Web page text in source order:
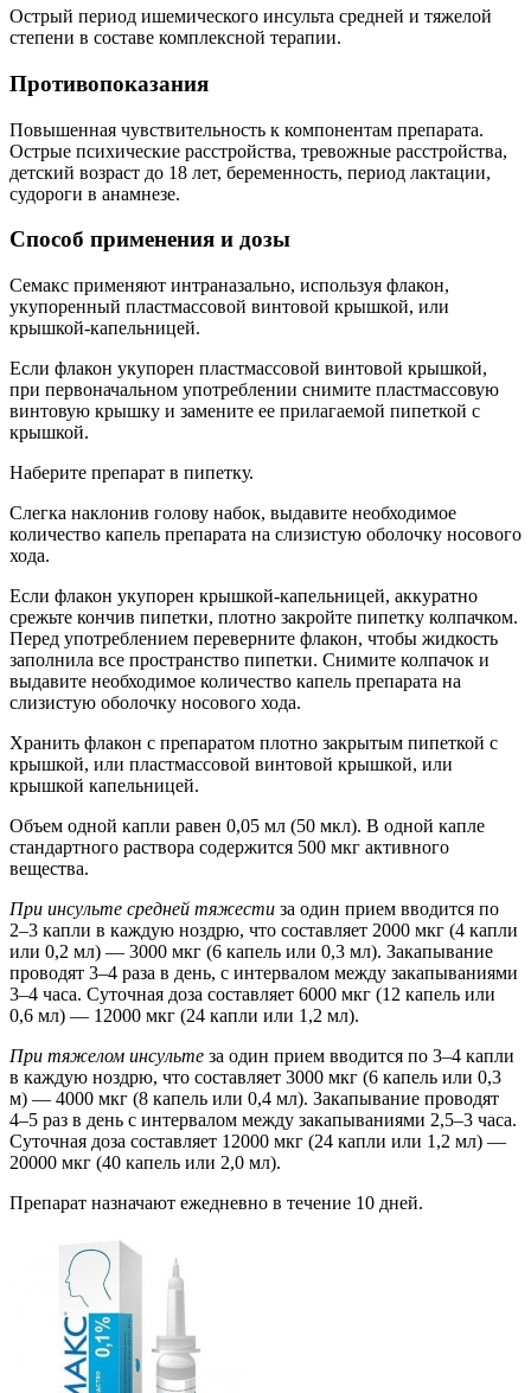
Острый период ишемического инсульта средней и тяжелой
степени в составе комплексной терапии.
Противопоказания
Повышенная чувствительность к компонентам препарата.
Острые психические расстройства, тревожные расстройства,
детский возраст до 18 лет, беременность, период лактации,
судороги в анамнезе.
Способ применения и дозы
Семакс применяют интраназально, используя флакон,
укупоренный пластмассовой винтовой крышкой, или
крышкой-капельницей.
Если флакон укупорен пластмассовой винтовой крышкой,
при первоначальном употреблении снимите пластмассовую
винтовую крышку и замените ее прилагаемой пипеткой с
крышкой.
Наберите препарат в пипетку.
Слегка наклонив голову набок, выдавите необходимое
количество капель препарата на слизистую оболочку носового
хода.
Если флакон укупорен крышкой-капельницей, аккуратно
срежьте кончив пипетки, плотно закройте пипетку колпачком.
Перед употреблением переверните флакон, чтобы жидкость
заполнила все пространство пипетки. Снимите колпачок и
выдавите необходимое количество капель препарата на
слизистую оболочку носового хода.
Хранить флакон с препаратом плотно закрытым пипеткой с
крышкой, или пластмассовой винтовой крышкой, или
крышкой капельницей.
Объем одной капли равен 0,05 мл (50 мкл). В одной капле
стандартного раствора содержится 500 мкг активного
вещества.
При инсульте средней тяжести за один прием вводится по
2–3 капли в каждую ноздрю, что составляет 2000 мкг (4 капли
или 0,2 мл) — 3000 мкг (6 капель или 0,3 мл). Закапывание
проводят 3–4 раза в день, с интервалом между закапываниями
3–4 часа. Суточная доза составляет 6000 мкг (12 капель или
0,6 мл) — 12000 мкг (24 капли или 1,2 мл).
При тяжелом инсульте за один прием вводится по 3–4 капли
в каждую ноздрю, что составляет 3000 мкг (6 капель или 0,3
м) — 4000 мкг (8 капель или 0,4 мл). Закапывание проводят
4–5 раз в день с интервалом между закапываниями 2,5–3 часа.
Суточная доза составляет 12000 мкг (24 капли или 1,2 мл) —
20000 мкг (40 капель или 2,0 мл).
Препарат назначают ежедневно в течение 10 дней.